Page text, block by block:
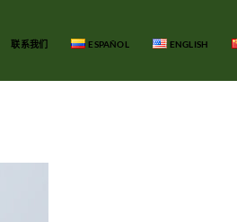
联系我们 ESPAÑOL ENGLISH